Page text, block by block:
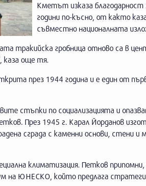
Кметът изказа
години по-късно, от както
съвместно националната
тракийска гробница отново са в
каза още тя.
през 1944 година и е един от
стъпки по социализацията и
През 1945 г. Карал Йорданов
сграда с каменни основи, стени
климатизация. Петков
на ЮНЕСКО, който предлага